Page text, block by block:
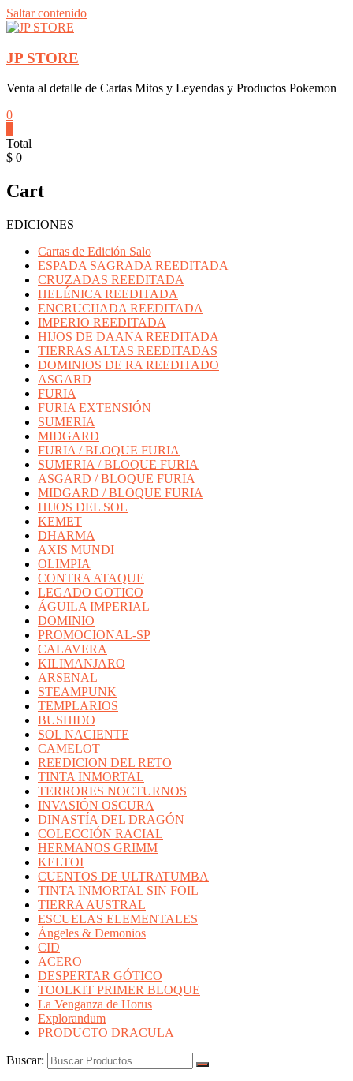
Saltar contenido
JP STORE
Venta al detalle de Cartas Mitos y Leyendas y Productos Pokemon
0
Total
$ 0
Cart
EDICIONES
Cartas de Edición Salo
ESPADA SAGRADA REEDITADA
CRUZADAS REEDITADA
HELÉNICA REEDITADA
ENCRUCIJADA REEDITADA
IMPERIO REEDITADA
HIJOS DE DAANA REEDITADA
TIERRAS ALTAS REEDITADAS
DOMINIOS DE RA REEDITADO
ASGARD
FURIA
FURIA EXTENSIÓN
SUMERIA
MIDGARD
FURIA / BLOQUE FURIA
SUMERIA / BLOQUE FURIA
ASGARD / BLOQUE FURIA
MIDGARD / BLOQUE FURIA
HIJOS DEL SOL
KEMET
DHARMA
AXIS MUNDI
OLIMPIA
CONTRA ATAQUE
LEGADO GOTICO
ÁGUILA IMPERIAL
DOMINIO
PROMOCIONAL-SP
CALAVERA
KILIMANJARO
ARSENAL
STEAMPUNK
TEMPLARIOS
BUSHIDO
SOL NACIENTE
CAMELOT
REEDICION DEL RETO
TINTA INMORTAL
TERRORES NOCTURNOS
INVASIÓN OSCURA
DINASTÍA DEL DRAGÓN
COLECCIÓN RACIAL
HERMANOS GRIMM
KELTOI
CUENTOS DE ULTRATUMBA
TINTA INMORTAL SIN FOIL
TIERRA AUSTRAL
ESCUELAS ELEMENTALES
Ángeles & Demonios
CID
ACERO
DESPERTAR GÓTICO
TOOLKIT PRIMER BLOQUE
La Venganza de Horus
Explorandum
PRODUCTO DRACULA
Buscar: